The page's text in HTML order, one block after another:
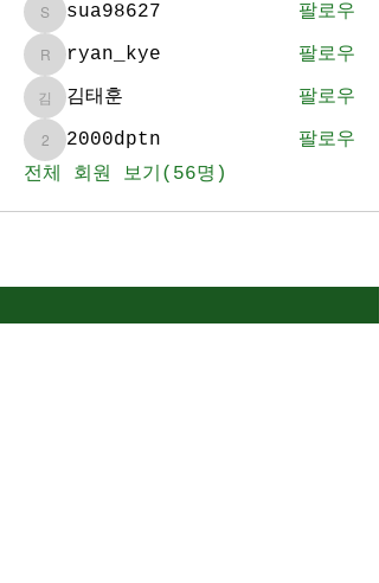
sua98627
sua98627 팔로우
ryan_kye
ryan_kye 팔로우
김태훈김태훈 팔로우
2000dptn
2000dptn
팔로우
전체 회원 보기(56명)